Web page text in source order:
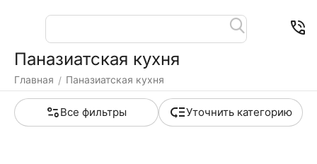
Паназиатская кухня
Главная / Паназиатская кухня
Все фильтры Уточнить категорию